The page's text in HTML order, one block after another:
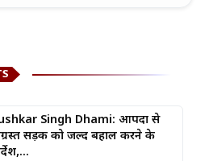
Singh Dhami: आपदा से
सड़क को जल्द बहाल करने के